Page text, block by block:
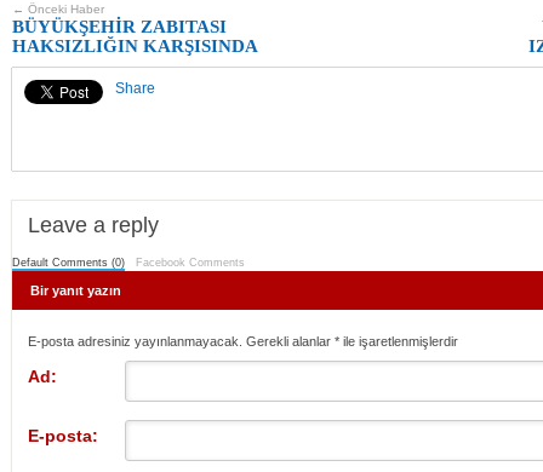
← Önceki Haber
BÜYÜKŞEHİR ZABITASI
HAKSIZLIĞIN KARŞISINDA
Share
Leave a reply
Default Comments (0) Facebook Comments
Bir yanıt yazın
E-posta adresiniz yayınlanmayacak. Gerekli alanlar * ile işaretlenmişlerdir
Ad:
E-posta: